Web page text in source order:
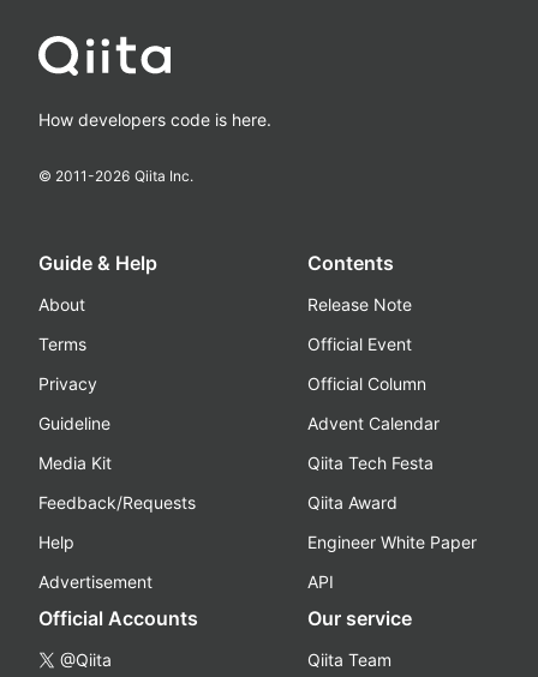
How developers code is here.
© 2011-2026 Qiita Inc.
Guide & Help
About
Terms
Privacy
Guideline
Media Kit
Feedback/Requests
Help
Advertisement
Contents
Release Note
Official Event
Official Column
Advent Calendar
Qiita Tech Festa
Qiita Award
Engineer White Paper
API
Official Accounts
@Qiita
Our service
Qiita Team